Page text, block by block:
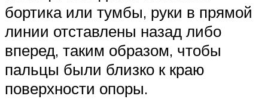
бортика или тумбы, руки в прямой
линии отставлены назад либо
вперед, таким образом, чтобы
пальцы были близко к краю
поверхности опоры.